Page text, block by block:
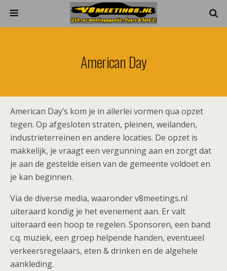
American Day
American Day’s kom je in allerlei vormen qua opzet
tegen. Op afgesloten straten, pleinen, weilanden,
industrieterreinen en andere locaties. De opzet is
makkelijk, je vraagt een vergunning aan en zorgt dat
je aan de gestelde eisen van de gemeente voldoet en
je kan beginnen.
Via de diverse media, waaronder v8meetings.nl
uiteraard kondig je het evenement aan. Er valt
uiteraard een hoop te regelen. Sponsoren, een band
c.q. muziek, een groep helpende handen, eventueel
verkeersregelaars, eten & drinken en de algehele
aankleding.